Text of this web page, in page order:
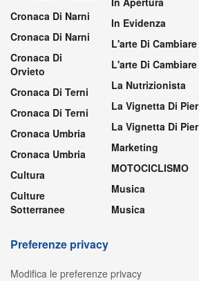
Cronaca Di Narni
Cronaca Di Narni
Cronaca Di
Orvieto
Cronaca Di Terni
Cronaca Di Terni
Cronaca Umbria
Cronaca Umbria
Cultura
Culture
Sotterranee
In Evidenza
L'arte Di Cambiare
L'arte Di Cambiare
La Nutrizionista
La Vignetta Di Pier
La Vignetta Di Pier
Marketing
MOTOCICLISMO
Musica
Musica
Preferenze privacy
Modifica le preferenze privacy